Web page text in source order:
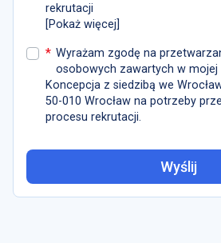
rekrutacji
[Pokaż więcej]
* Wyrażam zgodę na
osobowych zawartych w mojej
Koncepcja z siedzibą we
50-010 Wrocław na potrzeby
procesu rekrutacji.
Wyślij